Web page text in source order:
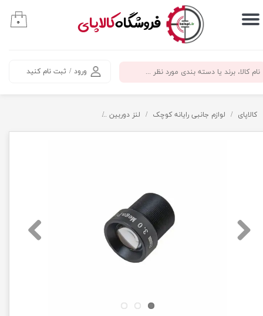
​فروشگاهکالاپای
ورود / ثبت نام کنید
حساب کاربری من
سفارشات
۰
کالاپای لوازم جانبی رایانه کوچک لنز دوربین